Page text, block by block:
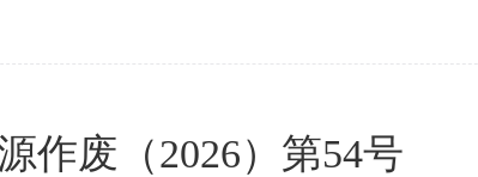
作废（2026）第54号